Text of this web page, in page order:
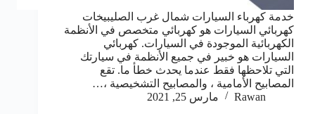
خدمة كهرباء السيارات شمال غرب الصليبيخات
كهربائي السيارات هو كهربائي متخصص في الأنظمة
الكهربائية الموجودة في السيارات. كهربائي
السيارات هو خبير في جميع الأنظمة في سيارتك
التي تلاحظها فقط عندما يحدث خطأ ما. تقع
المصابيح الأمامية ، والمصابيح التشخيصية ،…
Rawan
مارس 25, 2021